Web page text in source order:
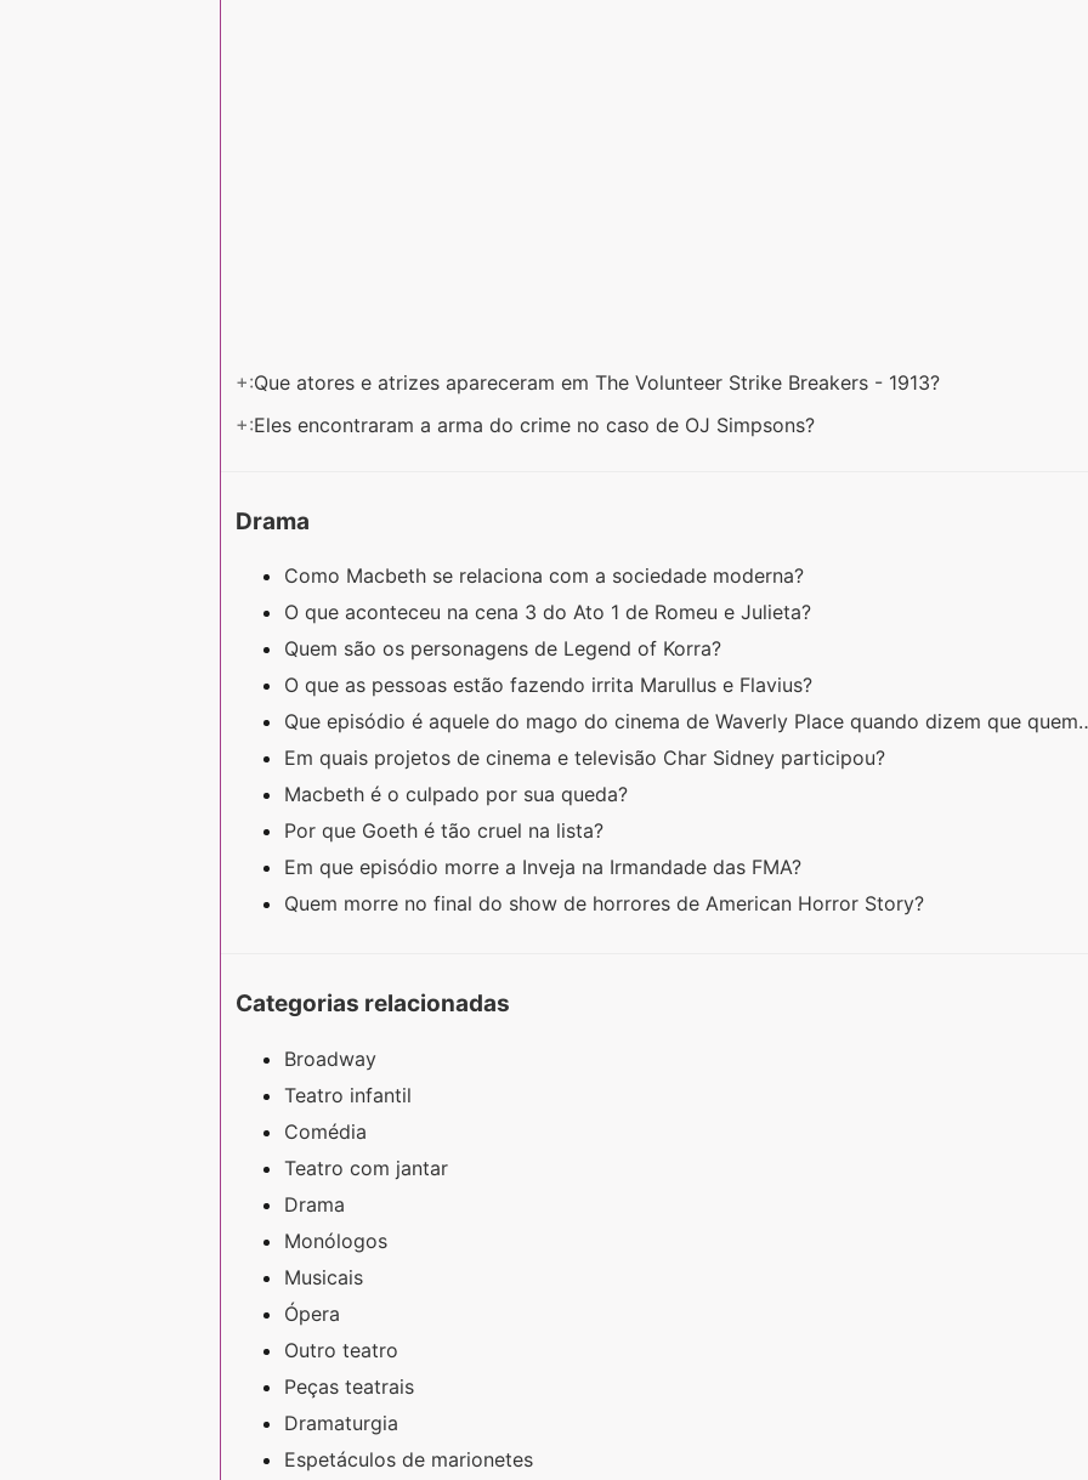
+:Que atores e atrizes apareceram em The Volunteer Strike Breakers - 1913?
+:Eles encontraram a arma do crime no caso de OJ Simpsons?
Drama
Como Macbeth se relaciona com a sociedade moderna?
O que aconteceu na cena 3 do Ato 1 de Romeu e Julieta?
Quem são os personagens de Legend of Korra?
O que as pessoas estão fazendo irrita Marullus e Flavius?
Que episódio é aquele do mago do cinema de Waverly Place quando dizem que
Em quais projetos de cinema e televisão Char Sidney participou?
Macbeth é o culpado por sua queda?
Por que Goeth é tão cruel na lista?
Em que episódio morre a Inveja na Irmandade das FMA?
Quem morre no final do show de horrores de American Horror Story?
Categorias relacionadas
Broadway
Teatro infantil
Comédia
Teatro com jantar
Drama
Monólogos
Musicais
Ópera
Outro teatro
Peças teatrais
Dramaturgia
Espetáculos de marionetes